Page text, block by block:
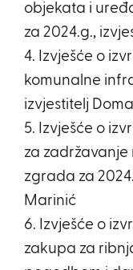
objekata i
za 2024.g.,
4. Izvješće o
komunalne
izvjestitelj
5. Izvješće o
za
zgrada za
Marinić
6. Izvješće o
zakupa za